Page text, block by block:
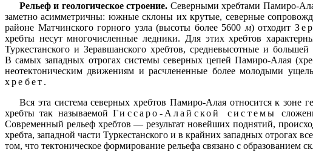
Рельеф и геологическое строение. Северными хребтами Памиро-
заметно асимметричны: южные склоны их крутые, северные
районе Матчинского горного узла (высоты более 5600 м) отходит
хребты несут многочисленные ледники. Для этих хребтов
Туркестанского и Зеравшанского хребтов, средневысотные и
В самых западных отрогах системы северных цепей Памиро-Алая
неотектоническим движениям и расчлененные более молодыми
хребет .
Вся эта система северных хребтов Памиро-Алая относится к зоне
хребты так называемойГиссаро-Алайской системы
Современный рельеф хребтов — результат новейших поднятий,
хребта, западной части Туркестанского и в крайних западных
том, что тектоническое формирование рельефа связано с образованием